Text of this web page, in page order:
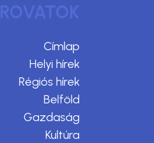
ROVATOK
Címlap
Helyi hírek
Régiós hírek
Belföld
Gazdaság
Kultúra